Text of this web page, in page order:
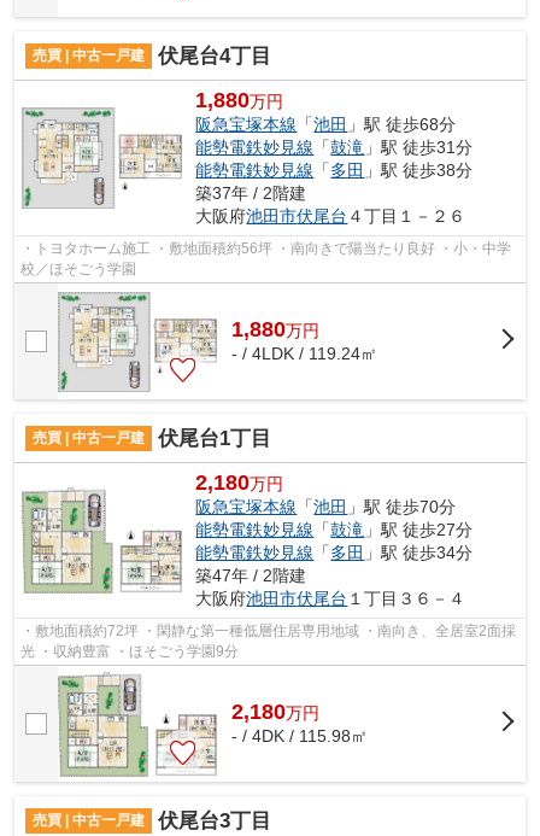
売買 | 中古一戸建 伏尾台4丁目
1,880万円
阪急宝塚本線 「池田 」駅 徒歩68分
能勢電鉄妙見線 「鼓滝 」駅 徒歩31分
能勢電鉄妙見線 「多田 」駅 徒歩38分
築37年 / 2階建
大阪府池田市伏尾台 ４丁目１－２６
・トヨタホーム施工 ・敷地面積約56坪 ・南向きで陽当たり良好 ・小・中学
校／ほそごう学園
1,880万円
- / 4LDK / 119.24㎡
売買 | 中古一戸建 伏尾台1丁目
2,180万円
阪急宝塚本線 「池田 」駅 徒歩70分
能勢電鉄妙見線 「鼓滝 」駅 徒歩27分
能勢電鉄妙見線 「多田 」駅 徒歩34分
築47年 / 2階建
大阪府池田市伏尾台 １丁目３６－４
・敷地面積約72坪 ・閑静な第一種低層住居専用地域 ・南向き、全居室2面採
光 ・収納豊富 ・ほそごう学園9分
2,180万円
- / 4DK / 115.98㎡
売買 | 中古一戸建 伏尾台3丁目